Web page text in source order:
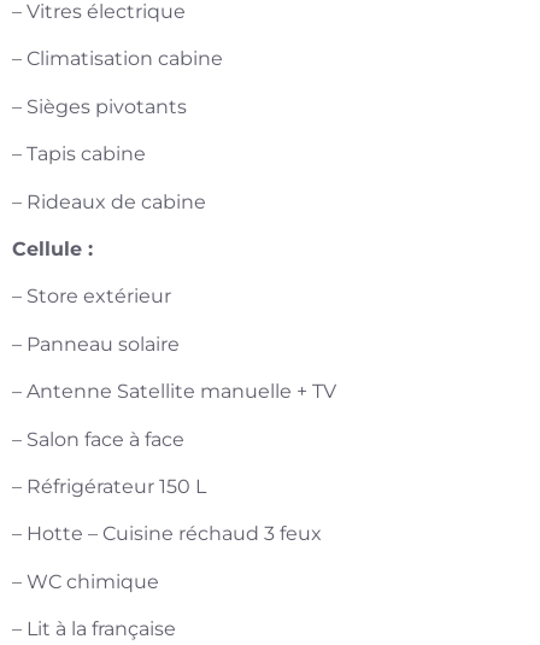
– Vitres électrique
– Climatisation cabine
– Sièges pivotants
– Tapis cabine
– Rideaux de cabine
Cellule :
– Store extérieur
– Panneau solaire
– Antenne Satellite manuelle + TV
– Salon face à face
– Réfrigérateur 150 L
– Hotte – Cuisine réchaud 3 feux
– WC chimique
– Lit à la française